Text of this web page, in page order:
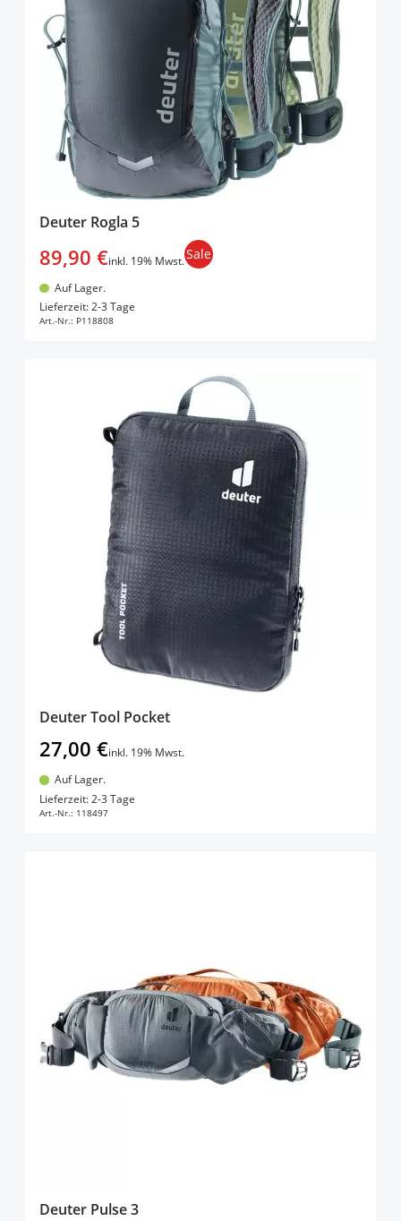
Deuter Rogla 5
89,90 €inkl. 19% Mwst.Sale
Auf Lager.
Lieferzeit: 2-3 Tage
Art.-Nr.: P118808
Deuter Tool Pocket
27,00 €inkl. 19% Mwst.
Auf Lager.
Lieferzeit: 2-3 Tage
Art.-Nr.: 118497
Deuter Pulse 3